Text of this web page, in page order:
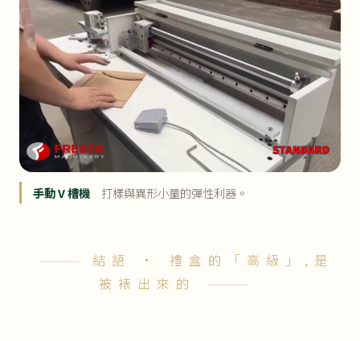
手動 V 槽機 打樣與異形小量的彈性利器。
結語 · 禮盒的「高級」,是
被裱出來的